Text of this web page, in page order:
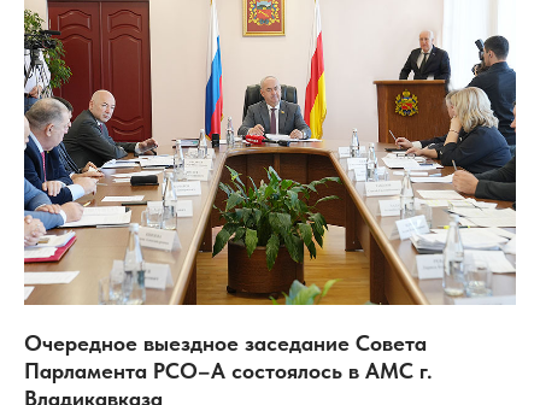
Очередное выездное заседание Совета
Парламента РСО–А состоялось в АМС г.
Владикавказа